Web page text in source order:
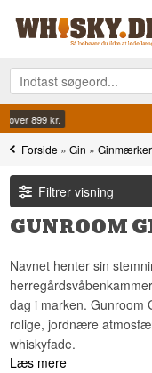
100% Danskejet
Forside »Gin »Ginmærker
Filtrer visning
GUNROOM
Navnet henter sin
dag i marken. Gunroom
rolige, jordnære
whiskyfade.
Læs mere